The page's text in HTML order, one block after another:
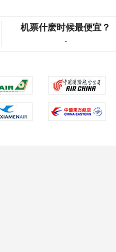
机票什麽时候最便宜？
-